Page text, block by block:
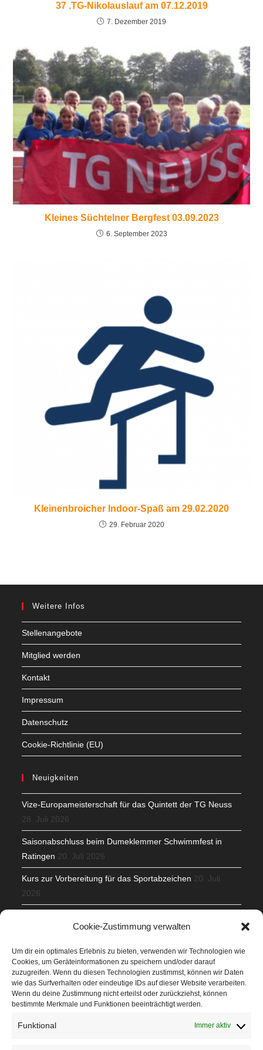
Cookie-Zustimmung verwalten
Um dir ein optimales Erlebnis zu bieten, verwenden wir Technologien wie
Cookies, um Geräteinformationen zu speichern und/oder darauf
zuzugreifen. Wenn du diesen Technologien zustimmst, können wir Daten
wie das Surfverhalten oder eindeutige IDs auf dieser Website verarbeiten.
Wenn du deine Zustimmung nicht erteilst oder zurückziehst, können
bestimmte Merkmale und Funktionen beeinträchtigt werden.
Funktional Immer aktiv
37 .TG-Nikolauslauf am 07.12.2019
7. Dezember 2019
Kleines Süchtelner Bergfest 03.09.2023
6. September 2023
Kleinenbroicher Indoor-Spaß am 29.02.2020
29. Februar 2020
Weitere Infos
Stellenangebote
Mitglied werden
Kontakt
Impressum
Datenschutz
Cookie-Richtlinie (EU)
Neuigkeiten
Vize-Europameisterschaft für das Quintett der TG Neuss
28. Juli 2026
Saisonabschluss beim Dumeklemmer Schwimmfest in
Ratingen 20. Juli 2026
Kurs zur Vorbereitung für das Sportabzeichen 20. Juli
2026
Veranstaltungen
Höffner Run
Schnuppertag